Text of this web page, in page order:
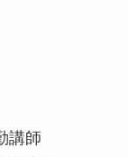
講師